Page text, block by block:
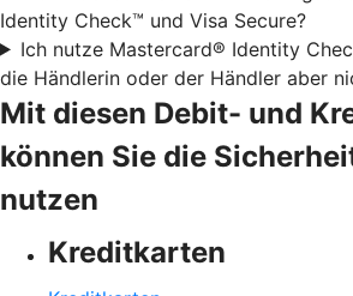
Identity Check™ und Visa Secure?
Ich nutze Mastercard® Identity
die Händlerin oder der Händler aber
Mit diesen Debit- und
können Sie die
nutzen
Kreditkarten